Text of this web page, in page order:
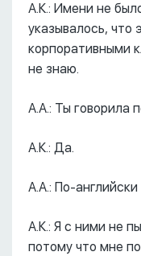
А.К.: Имени не
указывалось, что
корпоративными
не знаю.
А.А.: Ты говорила
А.К.: Да.
А.А.: По-
А.К.: Я с ними не
потому что мне